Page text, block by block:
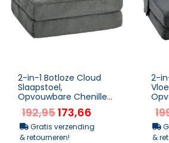
2-in-1 Botloze Cloud
Slaapstoel,
Opvouwbare Chenille
Vloerstoel Met Dik
Ondersteuningskussen,
Grijs
192,95173,66
Gratis verzending
& retourneren!
2-
&